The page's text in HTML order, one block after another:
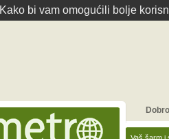
Kako bi vam omogućili bolje